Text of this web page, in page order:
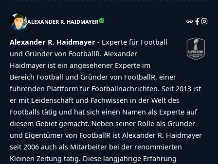
ALEXANDER R. HAIDMAYER
Alexander R. Haidmayer - Experte für Football
und Gründer von FootballR. Alexander
Haidmayer ist ein angesehener Experte im
Bereich Football und Gründer von FootballR, einer
führenden Plattform für Footballnachrichten. Seit 2013 ist
er mit Leidenschaft und Fachwissen in der Welt des
Footballs tätig und hat sich einen Namen als Experte auf
diesem Gebiet gemacht. Neben seiner Rolle als Gründer
und Eigentümer von FootballR ist Alexander R. Haidmayer
seit 2006 auch als Mitarbeiter bei der renommierten
Kleinen Zeitung tätig. Diese langjährige Erfahrung